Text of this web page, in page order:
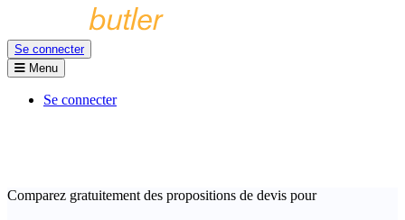
Se connecter
Menu
Se connecter
Comparez gratuitement des propositions de devis pour